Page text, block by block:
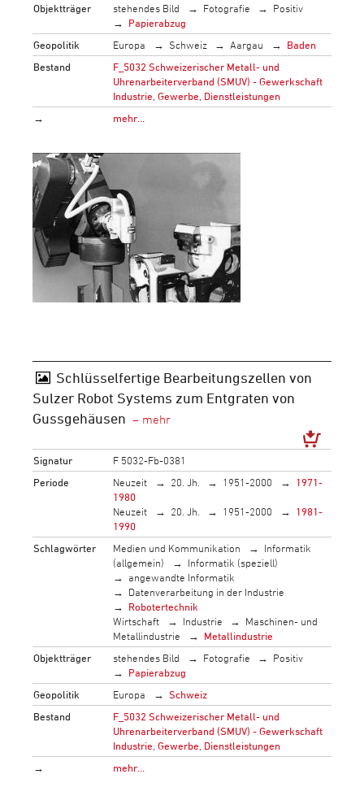
Objektträger
stehendes Bild Fotografie
Positiv
Papierabzug
Geopolitik
Europa Schweiz Aargau
Baden
Bestand
F_5032 Schweizerischer Metall- und
Uhrenarbeiterverband (SMUV) - Gewerkschaft
Industrie, Gewerbe, Dienstleistungen
→
mehr…
Schlüsselfertige Bearbeitungszellen von
Sulzer Robot Systems zum Entgraten von
Gussgehäusen
Signatur
F 5032-Fb-0381
Periode
Neuzeit 20. Jh. 1951-2000
1971-
1980
Neuzeit
20. Jh. 1951-2000
1981-
1990
Schlagwörter
Medien und Kommunikation
Informatik
(allgemein)
Informatik (speziell)
angewandte Informatik
Datenverarbeitung in der Industrie
Robotertechnik
Wirtschaft
Industrie
Maschinen- und
Metallindustrie
Metallindustrie
Objektträger
stehendes Bild Fotografie
Positiv
Papierabzug
Geopolitik
Europa
Schweiz
Bestand
F_5032 Schweizerischer Metall- und
Uhrenarbeiterverband (SMUV) - Gewerkschaft
Industrie, Gewerbe, Dienstleistungen
→
mehr…